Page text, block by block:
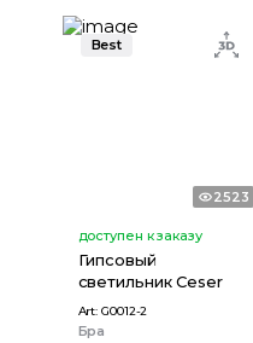
Best
2523
доступен к заказу
Гипсовый
светильник Ceser
Art: G0012-2
Бра